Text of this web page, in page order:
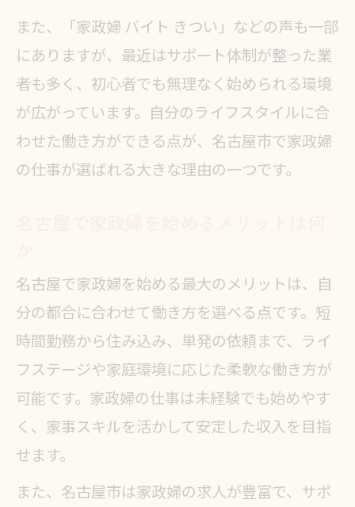
また、「家政婦 バイト きつい」などの声も一部
にありますが、最近はサポート体制が整った業
者も多く、初心者でも無理なく始められる環境
が広がっています。自分のライフスタイルに合
わせた働き方ができる点が、名古屋市で家政婦
の仕事が選ばれる大きな理由の一つです。
名古屋で家政婦を始める最大のメリットは、自
分の都合に合わせて働き方を選べる点です。短
時間勤務から住み込み、単発の依頼まで、ライ
フステージや家庭環境に応じた柔軟な働き方が
可能です。家政婦の仕事は未経験でも始めやす
く、家事スキルを活かして安定した収入を目指
せます。
また、名古屋市は家政婦の求人が豊富で、サポ